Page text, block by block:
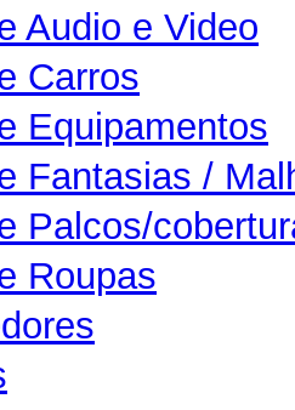
Audio e Video
Carros
Equipamentos
Fantasias /
Palcos/
Roupas